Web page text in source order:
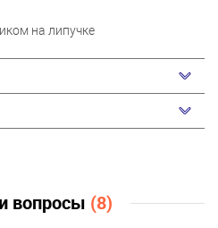
на липучке
вопросы (8)